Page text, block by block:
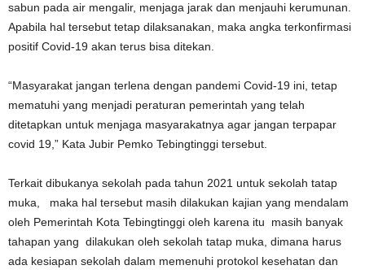
sabun pada air mengalir, menjaga jarak dan menjauhi kerumunan.
Apabila hal tersebut tetap dilaksanakan, maka angka terkonfirmasi
positif Covid-19 akan terus bisa ditekan.
“Masyarakat jangan terlena dengan pandemi Covid-19 ini, tetap
mematuhi yang menjadi peraturan pemerintah yang telah
ditetapkan untuk menjaga masyarakatnya agar jangan terpapar
covid 19,” Kata Jubir Pemko Tebingtinggi tersebut.
Terkait dibukanya sekolah pada tahun 2021 untuk sekolah tatap
muka, maka hal tersebut masih dilakukan kajian yang mendalam
oleh Pemerintah Kota Tebingtinggi oleh karena itu masih banyak
tahapan yang dilakukan oleh sekolah tatap muka, dimana harus
ada kesiapan sekolah dalam memenuhi protokol kesehatan dan